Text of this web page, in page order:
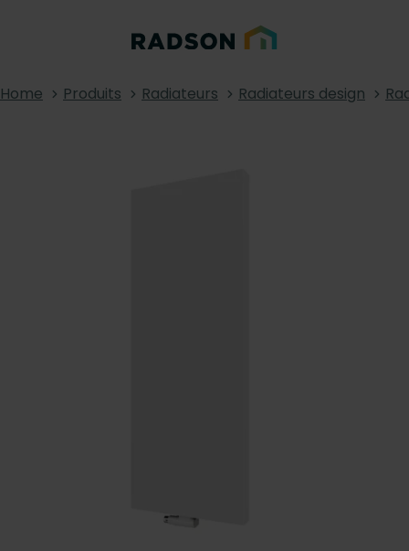
Home Produits Radiateurs Radiateurs design